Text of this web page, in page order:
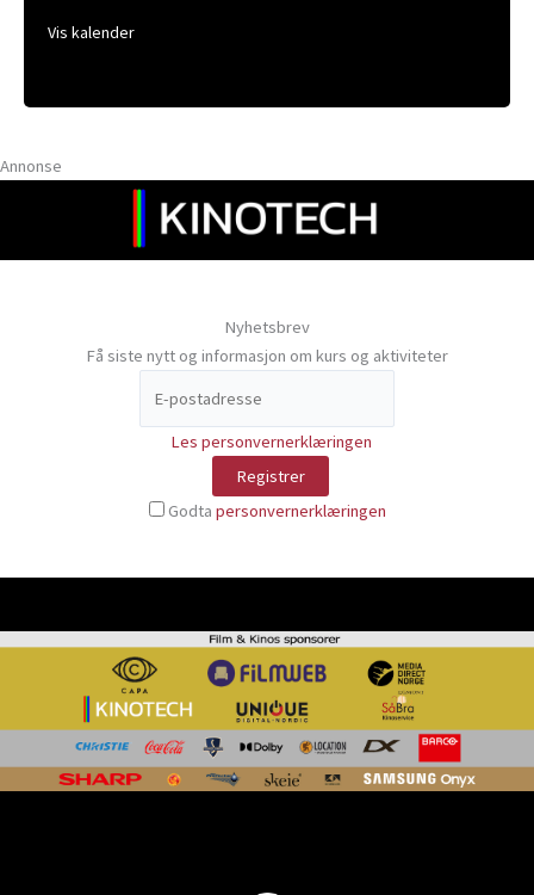
Vis kalender
Annonse
Nyhetsbrev
Få siste nytt og informasjon om kurs og aktiviteter
Les personvernerklæringen
Godta personvernerklæringen